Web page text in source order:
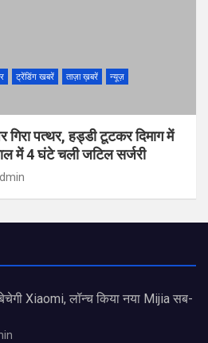
ट्रेंडिंग खबरें ताज़ा ख़बरें
न्यूज़
गिरा पत्थर, हड्डी टूटकर दिमाग में
में 4 घंटे चली जटिल सर्जरी
Xiaomi, लॉन्च किया नया Mijia सब-